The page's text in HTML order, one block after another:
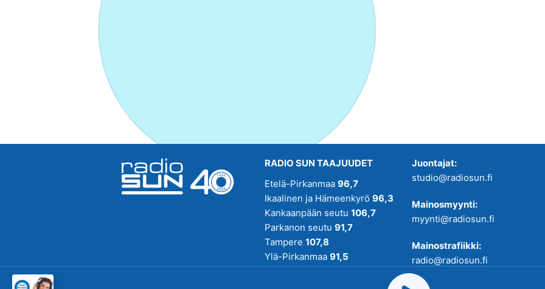
RADIO SUN TAAJUUDET
Etelä-Pirkanmaa 96,7
Ikaalinen ja Hämeenkyrö 96,3
Kankaanpään seutu 106,7
Parkanon seutu 91,7
Tampere 107,8
Ylä-Pirkanmaa 91,5
Pirmedioita.
Juontajat:
studio@radiosun.fi
Mainosmyynti:
myynti@radiosun.fi
Mainostrafiikki:
radio@radiosun.fi